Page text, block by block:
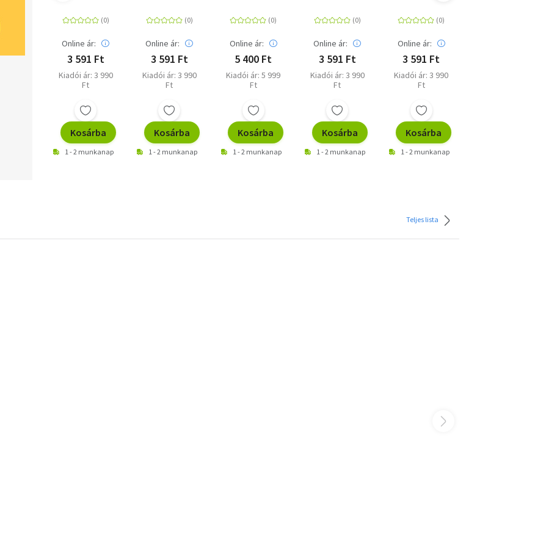
Online ár:
3 591 Ft
Kiadói ár: 3 990
Ft
Kosárba
1 - 2 munkanap
Online ár:
3 591 Ft
Kiadói ár: 3 990
Ft
Kosárba
1 - 2 munkanap
labirintusában
Online ár:
5 400 Ft
Kiadói ár: 5 999
Ft
Kosárba
1 - 2 munkanap
főparancsnoka
Online ár:
3 591 Ft
Kiadói ár: 3 990
Ft
Kosárba
1 - 2 munkanap
Online ár:
3 591 Ft
Kiadói ár: 3 990
Ft
Kosárba
1 - 2 munkanap
Teljes lista